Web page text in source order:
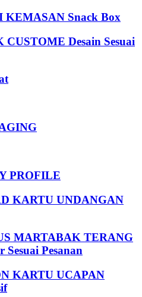
KEMASAN Snack Box
Desain Sesuai
PROFILE
KARTU UNDANGAN
MARTABAK TERANG
Pesanan
KARTU UCAPAN